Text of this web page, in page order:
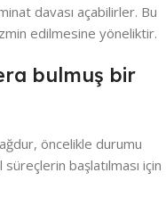
davası açabilirler. Bu
edilmesine yöneliktir.
bulmuş bir
öncelikle durumu
başlatılması için